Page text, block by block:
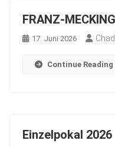
FRANZ-
17. Juni 2026
Continue Reading
Einzelpokal 2026